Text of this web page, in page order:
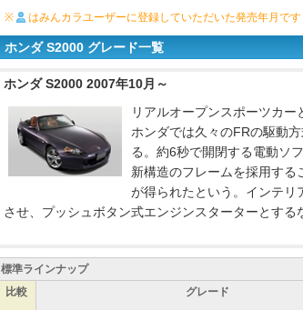
※ はみんカラユーザーに登録していただいた発売年月です
ホンダ S2000 グレード一覧
ホンダ S2000 2007年10月～
リアルオープンスポーツカー
ホンダでは久々のFRの駆動
る。約6秒で開閉する電動ソ
新構造のフレームを採用する
が得られたという。インテリ
させ、プッシュボタン式エンジンスターターとする
標準ラインナップ
比較
グレード